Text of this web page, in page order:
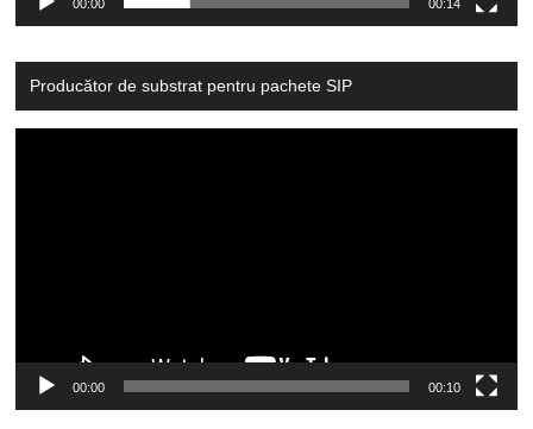
00:00 00:14
Producător de substrat pentru pachete SIP
00:00 00:10